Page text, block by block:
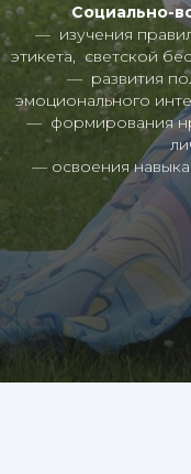
Социально-
— изучения
этикета, светской
— развития
эмоционального
— формирования
— освоения навыка